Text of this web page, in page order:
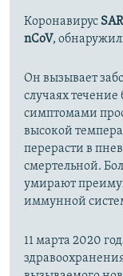
Коронавирус
nCoV,
Он вызывает
случаях течение
симптомами
высокой
перерасти в
смертельной.
умирают
иммунной
11 марта 2020